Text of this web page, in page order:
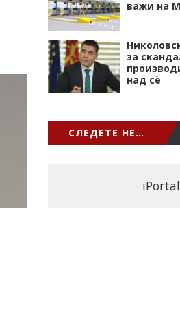
важи на
за
над сѐ
СЛЕДЕТЕ НЕ…